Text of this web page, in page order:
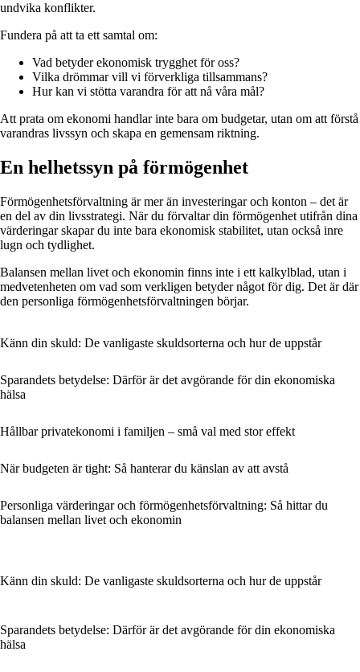
undvika konflikter.
Fundera på att ta ett samtal om:
Vad betyder ekonomisk trygghet för oss?
Vilka drömmar vill vi förverkliga tillsammans?
Hur kan vi stötta varandra för att nå våra mål?
Att prata om ekonomi handlar inte bara om budgetar, utan om att förstå
varandras livssyn och skapa en gemensam riktning.
En helhetssyn på förmögenhet
Förmögenhetsförvaltning är mer än investeringar och konton – det är
en del av din livsstrategi. När du förvaltar din förmögenhet utifrån dina
värderingar skapar du inte bara ekonomisk stabilitet, utan också inre
lugn och tydlighet.
Balansen mellan livet och ekonomin finns inte i ett kalkylblad, utan i
medvetenheten om vad som verkligen betyder något för dig. Det är där
den personliga förmögenhetsförvaltningen börjar.
Känn din skuld: De vanligaste skuldsorterna och hur de uppstår
Sparandets betydelse: Därför är det avgörande för din ekonomiska
hälsa
Hållbar privatekonomi i familjen – små val med stor effekt
När budgeten är tight: Så hanterar du känslan av att avstå
Personliga värderingar och förmögenhetsförvaltning: Så hittar du
balansen mellan livet och ekonomin
Känn din skuld: De vanligaste skuldsorterna och hur de uppstår
Sparandets betydelse: Därför är det avgörande för din ekonomiska
hälsa